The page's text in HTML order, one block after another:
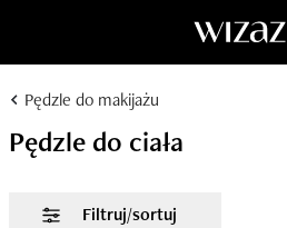
Pędzle do makijażu
Pędzle do ciała
Filtruj/sortuj